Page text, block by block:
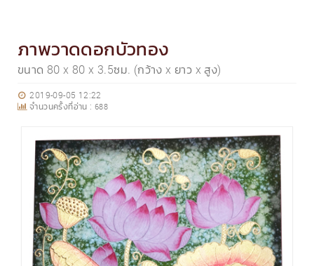
ภาพวาดดอกบัวทอง
ขนาด 80 x 80 x 3.5ซม. (กว้าง x ยาว x สูง)
2019-09-05 12:22
จำนวนครั้งที่อ่าน : 688